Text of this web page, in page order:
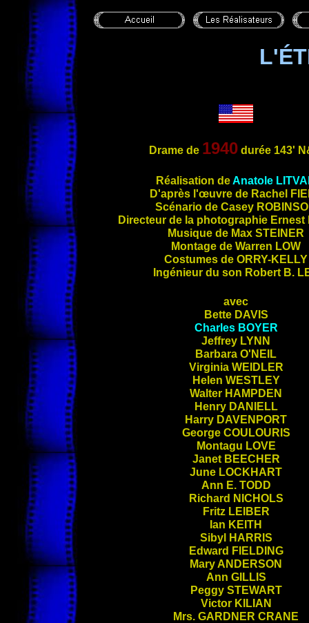
Drame de 1940 durée 143'
Réalisation deAnatole
D'après l'œuvre de Rachel
Scénario de Casey
Directeur de la photographie Ernest
Musique de Max STEINER
Montage de Warren LOW
Costumes de ORRY-KELLY
Ingénieur du son Robert B.
avec
Bette DAVIS
Charles BOYER
Jeffrey LYNN
Barbara O'NEIL
Virginia WEIDLER
Helen WESTLEY
Walter HAMPDEN
Henry DANIELL
Harry DAVENPORT
George COULOURIS
Montagu LOVE
Janet BEECHER
June LOCKHART
Ann E. TODD
Richard NICHOLS
Fritz LEIBER
Ian KEITH
Sibyl HARRIS
Edward FIELDING
Mary ANDERSON
Ann GILLIS
Peggy STEWART
Victor KILIAN
Mrs. GARDNER CRANE